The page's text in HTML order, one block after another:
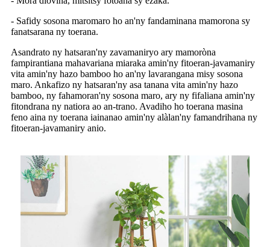
- Safidy sosona maromaro ho an'ny fandaminana mamorona sy
fanatsarana ny toerana.
Asandrato ny hatsaran'ny zavamaniryo ary mamoròna
fampirantiana mahavariana miaraka amin'ny fitoeran-javamaniry
vita amin'ny hazo bamboo ho an'ny lavarangana misy sosona
maro. Ankafizo ny hatsaran'ny asa tanana vita amin'ny hazo
bamboo, ny fahamoran'ny sosona maro, ary ny fifaliana amin'ny
fitondrana ny natiora ao an-trano. Avadiho ho toerana masina
feno aina ny toerana iainanao amin'ny alàlan'ny famandrihana ny
fitoeran-javamaniry anio.